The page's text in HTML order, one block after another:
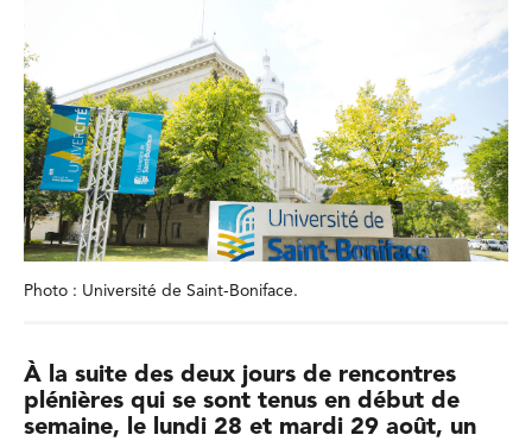
Photo : Université de Saint-Boniface.
À la suite des deux jours de rencontres
plénières qui se sont tenus en début de
semaine, le lundi 28 et mardi 29 août, un